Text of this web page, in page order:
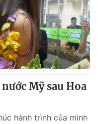
Mỹ sau Hoa
hành trình của mình